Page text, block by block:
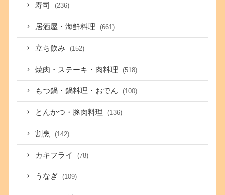
寿司 (236)
居酒屋・海鮮料理 (661)
立ち飲み (152)
焼肉・ステーキ・肉料理 (518)
もつ鍋・鍋料理・おでん (100)
とんかつ・豚肉料理 (136)
割烹 (142)
カキフライ (78)
うなぎ (109)